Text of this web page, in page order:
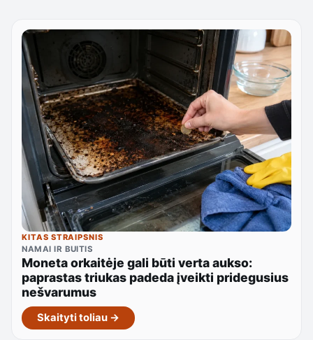
KITAS STRAIPSNIS
NAMAI IR BUITIS
Moneta orkaitėje gali būti verta aukso:
paprastas triukas padeda įveikti pridegusius
nešvarumus
Skaityti toliau →